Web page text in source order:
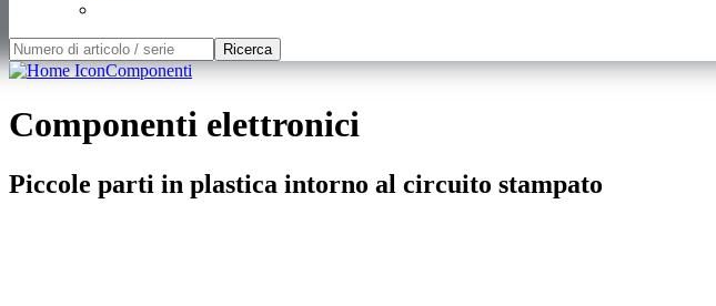
Ricerca
Componenti
Componenti elettronici
Piccole parti in plastica intorno al circuito stampato